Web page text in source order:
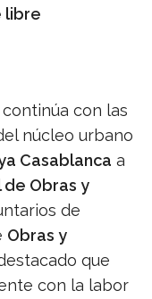
libre
continúa con las
núcleo urbano
Casablanca a
de Obras y
de
Obras y
que
con la labor